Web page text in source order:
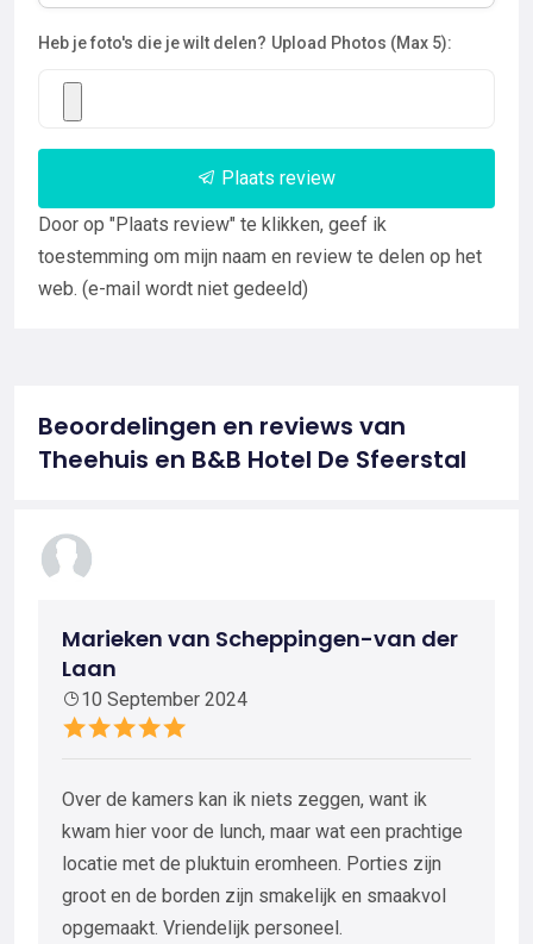
Heb je foto's die je wilt delen? Upload Photos (Max 5):
Plaats review
Door op "Plaats review" te klikken, geef ik
toestemming om mijn naam en review te delen op het
web. (e-mail wordt niet gedeeld)
Beoordelingen en reviews van
Theehuis en B&B Hotel De Sfeerstal
Marieken van Scheppingen-van der
Laan
10 September 2024
Over de kamers kan ik niets zeggen, want ik
kwam hier voor de lunch, maar wat een prachtige
locatie met de pluktuin eromheen. Porties zijn
groot en de borden zijn smakelijk en smaakvol
opgemaakt. Vriendelijk personeel.